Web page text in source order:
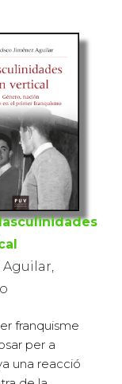
Aguilar,
franquisme
per a
una reacció